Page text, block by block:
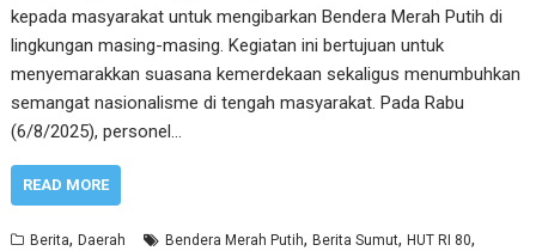
kepada masyarakat untuk mengibarkan Bendera Merah Putih di
lingkungan masing-masing. Kegiatan ini bertujuan untuk
menyemarakkan suasana kemerdekaan sekaligus menumbuhkan
semangat nasionalisme di tengah masyarakat. Pada Rabu
(6/8/2025), personel…
READ MORE
Berita,Daerah Bendera Merah Putih,Berita Sumut,HUT RI 80,